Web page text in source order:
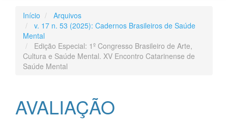
Início
Arquivos
v. 17 n. 53 (2025): Cadernos Brasileiros de Saúde
Mental
Edição Especial: 1º Congresso Brasileiro de Arte,
Cultura e Saúde Mental. XV Encontro Catarinense de
Saúde Mental
AVALIAÇÃO